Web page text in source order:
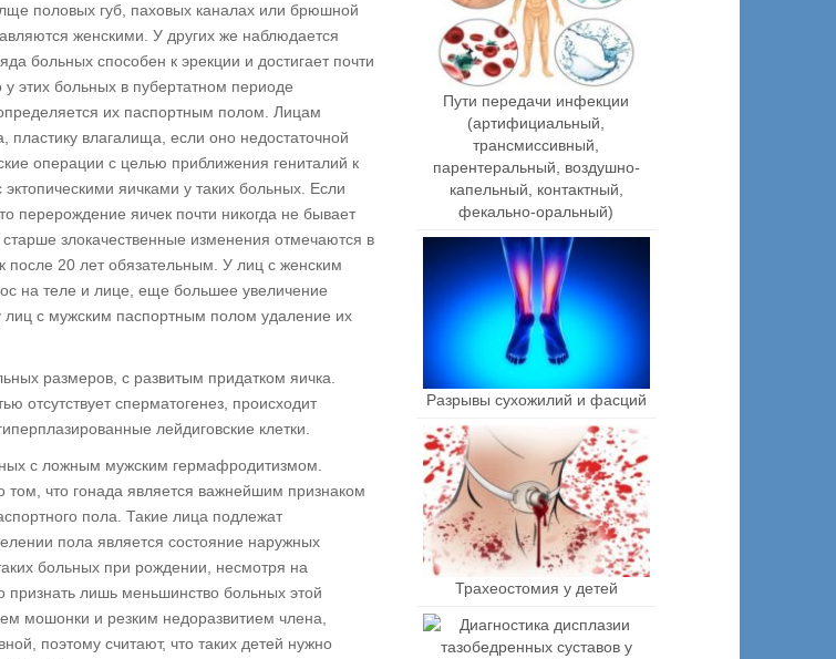
половых губ, паховых каналах или брюшной
женскими. У других же наблюдается
больных способен к эрекции и достигает почти
этих больных в пубертатном периоде
их паспортным полом. Лицам
пластику влагалища, если оно недостаточной
операции с целью приближения гениталий к
яичками у таких больных. Если
перерождение яичек почти никогда не бывает
злокачественные изменения отмечаются в
после 20 лет обязательным. У лиц с женским
на теле и лице, еще большее увеличение
лиц с мужским паспортным полом удаление их
размеров, с развитым придатком яичка.
отсутствует сперматогенез, происходит
лейдиговские клетки.
с ложным мужским гермафродитизмом.
том, что гонада является важнейшим признаком
пола. Такие лица подлежат
пола является состояние наружных
больных при рождении, несмотря на
лишь меньшинство больных этой
мошонки и резким недоразвитием члена,
поэтому считают, что таких детей нужно
Пути передачи инфекции
(артифициальный,
трансмиссивный,
парентеральный, воздушно-
капельный, контактный,
фекально-оральный)
Разрывы сухожилий и фасций
Трахеостомия у детей